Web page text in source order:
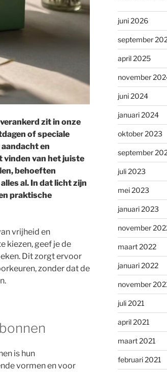
zit in onze
of speciale
en
vinden van het juiste
behoeften
al. In dat licht zijn
praktische
vrijheid en
kiezen, geef je de
Dit zorgt ervoor
zonder dat de
is hun
vormen en voor
juni 2026
september
april 2025
november
juni 2024
januari 2024
oktober 2023
september
juli 2023
mei 2023
januari 2023
november
maart 2022
januari 2022
november
juli 2021
april 2021
maart 2021
februari 2021